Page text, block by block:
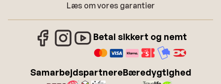
Læs om vores garantier
Betal sikkert og nemt
SamarbejdspartnereBæredygtighed